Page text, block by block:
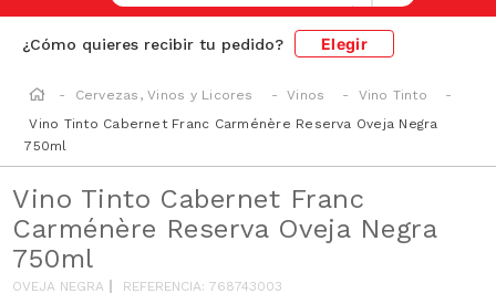
¿Cómo quieres recibir tu pedido? Elegir
Cervezas, Vinos y Licores Vinos
Vino Tinto
Vino Tinto Cabernet Franc Carménère Reserva Oveja Negra
750ml
Vino Tinto Cabernet Franc
Carménère Reserva Oveja Negra
750ml
OVEJA NEGRA REFERENCIA:768743003